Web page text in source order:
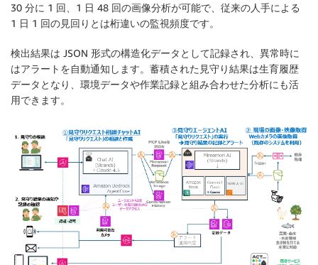
30 分に 1 回、1 日 48 回の画像分析が可能で、従来の人手による
1 日 1 回の見回りとは桁違いの監視頻度です。
検出結果は JSON 形式の構造化データとして記録され、異常時に
はアラートを自動通知します。蓄積された見守り結果は生育履歴
データとなり、環境データや作業記録と組み合わせた分析にも活
用できます。